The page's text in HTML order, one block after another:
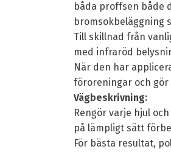
båda proffsen både
bromsokbeläggning
Till skillnad från
med infraröd
När den har
föroreningar och
Vägbeskrivning:
Rengör varje hjul och
på lämpligt sätt
För bästa resultat,